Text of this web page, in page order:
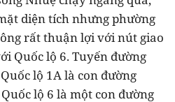
diện tích nhưng phường
rất thuận lợi với nút giao
Quốc lộ 6. Tuyến đường
lộ 1A là con đường
lộ 6 là một con đường